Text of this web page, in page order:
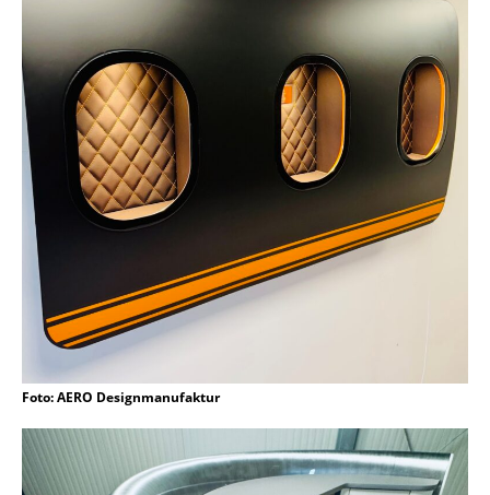
Foto: AERO Designmanufaktur